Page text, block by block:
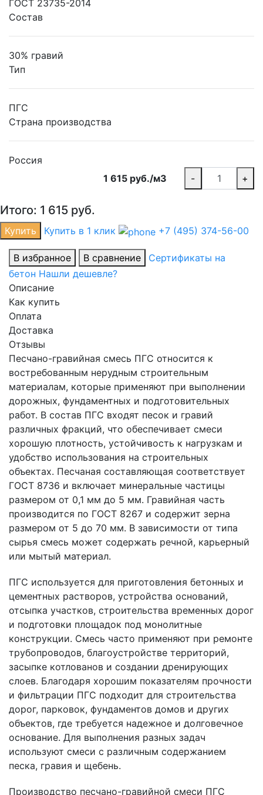
ГОСТ 23735-2014
Состав
30% гравий
Тип
ПГС
Страна производства
Россия
1 615 руб./м3
- +
Итого: 1 615 руб.
Купить Купить в 1 клик +7 (495) 374-56-00
В избранное В сравнение
Сертификаты на
бетон Нашли дешевле?
Описание
Как купить
Оплата
Доставка
Отзывы
Песчано-гравийная смесь ПГС относится к
востребованным нерудным строительным
материалам, которые применяют при выполнении
дорожных, фундаментных и подготовительных
работ. В состав ПГС входят песок и гравий
различных фракций, что обеспечивает смеси
хорошую плотность, устойчивость к нагрузкам и
удобство использования на строительных
объектах. Песчаная составляющая соответствует
ГОСТ 8736 и включает минеральные частицы
размером от 0,1 мм до 5 мм. Гравийная часть
производится по ГОСТ 8267 и содержит зерна
размером от 5 до 70 мм. В зависимости от типа
сырья смесь может содержать речной, карьерный
или мытый материал.
ПГС используется для приготовления бетонных и
цементных растворов, устройства оснований,
отсыпка участков, строительства временных дорог
и подготовки площадок под монолитные
конструкции. Смесь часто применяют при ремонте
трубопроводов, благоустройстве территорий,
засыпке котлованов и создании дренирующих
слоев. Благодаря хорошим показателям прочности
и фильтрации ПГС подходит для строительства
дорог, парковок, фундаментов домов и других
объектов, где требуется надежное и долговечное
основание. Для выполнения разных задач
используют смеси с различным содержанием
песка, гравия и щебень.
Производство песчано-гравийной смеси ПГС